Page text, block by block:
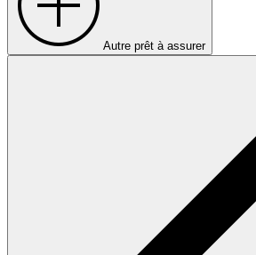
Autre prêt à assurer